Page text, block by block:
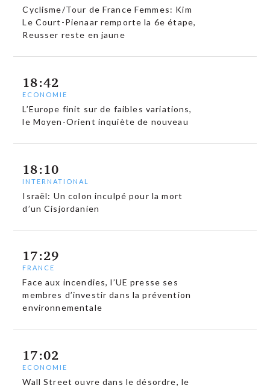
Cyclisme/Tour de France Femmes: Kim
Le Court-Pienaar remporte la 6e étape,
Reusser reste en jaune
18:42
ECONOMIE
L’Europe finit sur de faibles variations,
le Moyen-Orient inquiète de nouveau
18:10
INTERNATIONAL
Israël: Un colon inculpé pour la mort
d’un Cisjordanien
17:29
FRANCE
Face aux incendies, l’UE presse ses
membres d’investir dans la prévention
environnementale
17:02
ECONOMIE
Wall Street ouvre dans le désordre, le